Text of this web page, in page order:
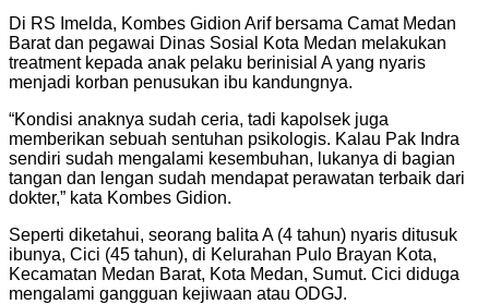
Di RS Imelda, Kombes Gidion Arif bersama Camat Medan
Barat dan pegawai Dinas Sosial Kota Medan melakukan
treatment kepada anak pelaku berinisial A yang nyaris
menjadi korban penusukan ibu kandungnya.
“Kondisi anaknya sudah ceria, tadi kapolsek juga
memberikan sebuah sentuhan psikologis. Kalau Pak Indra
sendiri sudah mengalami kesembuhan, lukanya di bagian
tangan dan lengan sudah mendapat perawatan terbaik dari
dokter,” kata Kombes Gidion.
Seperti diketahui, seorang balita A (4 tahun) nyaris ditusuk
ibunya, Cici (45 tahun), di Kelurahan Pulo Brayan Kota,
Kecamatan Medan Barat, Kota Medan, Sumut. Cici diduga
mengalami gangguan kejiwaan atau ODGJ.